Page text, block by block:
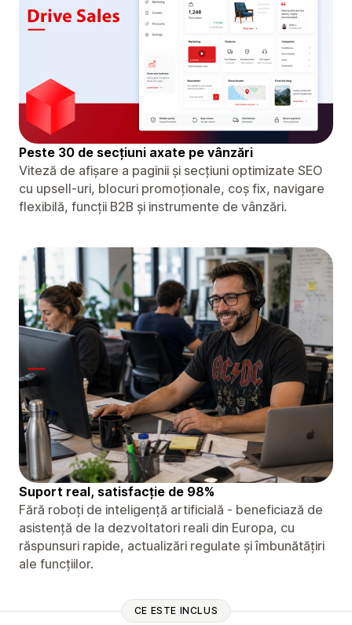
Peste 30 de secțiuni axate pe vânzări
Viteză de afișare a paginii și secțiuni optimizate SEO
cu upsell-uri, blocuri promoționale, coș fix, navigare
flexibilă, funcții B2B și instrumente de vânzări.
Suport real, satisfacție de 98%
Fără roboți de inteligență artificială - beneficiază de
asistență de la dezvoltatori reali din Europa, cu
răspunsuri rapide, actualizări regulate și îmbunătățiri
ale funcțiilor.
CE ESTE INCLUS